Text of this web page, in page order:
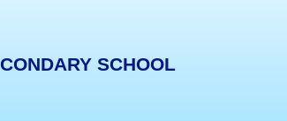
SCHOOL